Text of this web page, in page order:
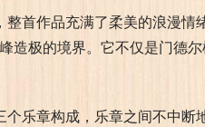
首作品充满了柔美的浪漫
造极的境界。它不仅是门德
乐章构成，乐章之间不中